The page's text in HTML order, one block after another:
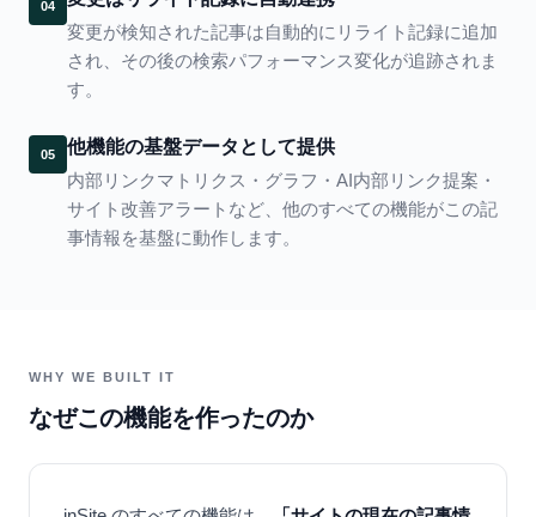
04
変更が検知された記事は自動的にリライト記録に追加
され、その後の検索パフォーマンス変化が追跡されま
す。
05
他機能の基盤データとして提供
内部リンクマトリクス・グラフ・AI内部リンク提案・
サイト改善アラートなど、他のすべての機能がこの記
事情報を基盤に動作します。
WHY WE BUILT IT
なぜこの機能を作ったのか